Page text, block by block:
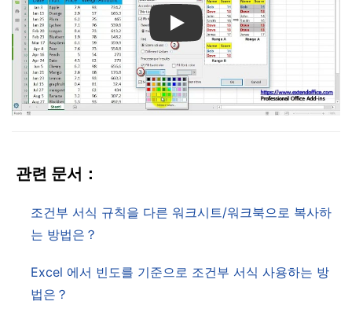
Play
관련 문서：
조건부 서식 규칙을 다른 워크시트/워크북으로 복사하
는 방법은？
Excel 에서 빈도를 기준으로 조건부 서식 사용하는 방
법은？